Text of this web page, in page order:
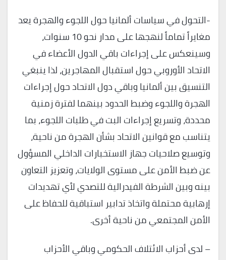
-التحول في سياسات ألمانيا حول اللجوء والهجرة يعد
مغايراً تماماً لنهجها على مدار نحو 10 سنوات،
وسينعكس على إجراءات باقي الدول الأعضاء في
الاتحاد الأوروبي حول استقبال المهاجرين، لذا ينبغي
التنسيق بين ألمانيا وباقي دول الاتحاد حول إجراءات
الهجرة واللجوء وضبط الحدود بينهما لفترة زمنية
محددة، وتسريع إجراءات البت في طلبات اللجوء، بما
يتناسب مع قوانين الاتحاد بشأن الهجرة من ناحية،
وتوسيع صلاحيات جهاز الاستخبارات الداخلي المسؤول
عن ضبط الأمن على مستوى الولايات، وتعزيز التعاون
بينه وبين الشرطة الفيدرالية للتصدي لأي تهديدات
إرهابية محتملة واتخاذ تدابير استباقية للحفاظ على
الأمن المجتمعي من ناحية أخرى.
– لدى أحزاب الائتلاف الحكومي وباقي الأحزاب